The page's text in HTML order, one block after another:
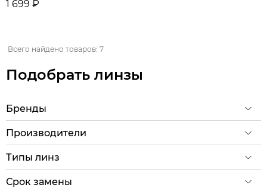
1 699 ₽
Всего найдено товаров: 7
Подобрать линзы
Бренды
Производители
Типы линз
Срок замены